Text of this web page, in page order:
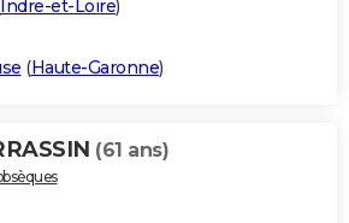
Indre-et-Loire)
(Haute-Garonne)
(61 ans)